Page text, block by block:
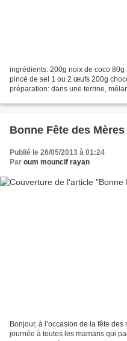
ingrédients: 200g noix de coco
pincé de sel 1 ou 2 œufs 200g
préparation: dans une terrine,
Bonne Fête des Mères
Publié le 26/05/2013 à 01:24
Par oum mouncif rayan
Bonjour, à l’occasion de la fête
journée à toutes les mamans qui